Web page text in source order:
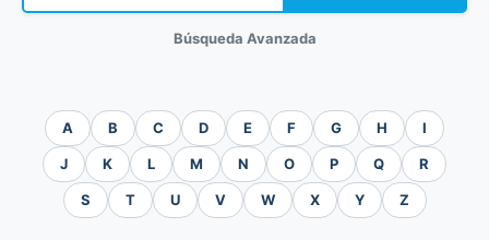
Búsqueda Avanzada
A B C D E F G H I
J K L M N O P Q R
S T U V W X Y Z